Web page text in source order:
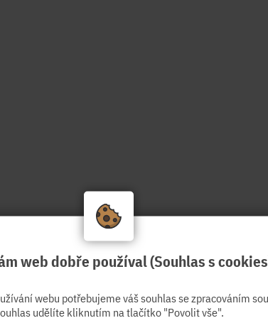
web dobře používal (Souhlas s
webu potřebujeme váš souhlas se zpracováním
udělíte kliknutím na tlačítko "Povolit vše".